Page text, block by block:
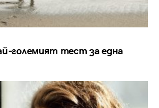
големият тест за една